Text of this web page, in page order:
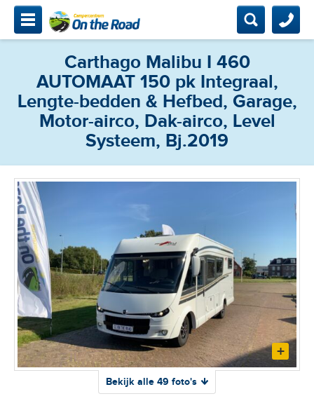
Campers
Bemiddeling
Onderhoud & keuring
Contact & locatie
Camperclub NKC
Zoeken
Zoeken
On The Road
Carthago Malibu I 460
AUTOMAAT 150 pk Integraal,
Lengte-bedden & Hefbed, Garage,
Motor-airco, Dak-airco, Level
Systeem, Bj.2019
Bekijk alle 49 foto's